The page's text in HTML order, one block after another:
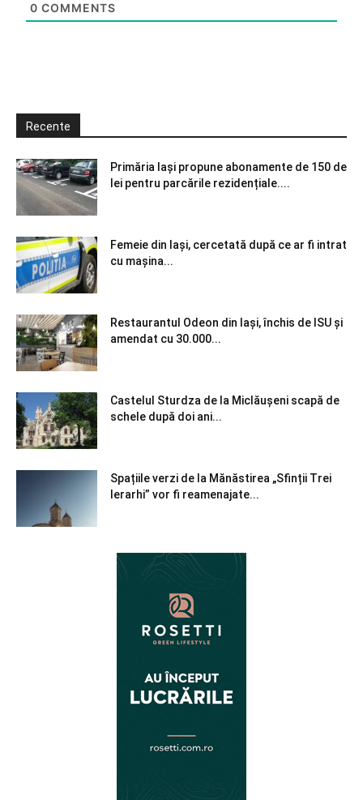
0 COMMENTS
Recente
Primăria Iași propune abonamente de 150 de
lei pentru parcările rezidențiale....
Femeie din Iași, cercetată după ce ar fi intrat
cu mașina...
Restaurantul Odeon din Iași, închis de ISU și
amendat cu 30.000...
Castelul Sturdza de la Miclăușeni scapă de
schele după doi ani...
Spațiile verzi de la Mănăstirea „Sfinții Trei
Ierarhi” vor fi reamenajate...